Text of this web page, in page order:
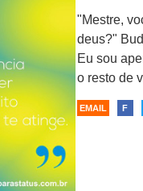
"Mestre,
deus?"
Eu sou
o resto de
EMAIL F